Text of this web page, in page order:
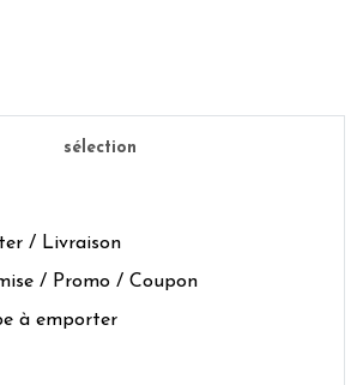
sélection
/ Livraison
/ Promo / Coupon
à emporter